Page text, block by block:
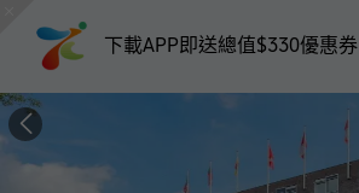
下載APP即送總值$330優惠券